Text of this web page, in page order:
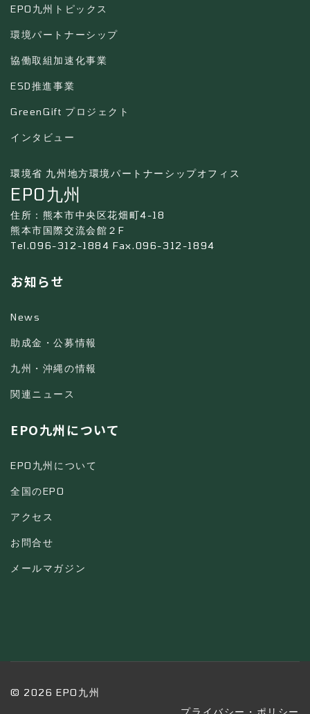
EPO九州トピックス
環境パートナーシップ
協働取組加速化事業
ESD推進事業
GreenGift プロジェクト
インタビュー
環境省 九州地方環境パートナーシップオフィス
EPO九州
住所：熊本市中央区花畑町4-18
熊本市国際交流会館２F
Tel.096-312-1884 Fax.096-312-1894
お知らせ
News
助成金・公募情報
九州・沖縄の情報
関連ニュース
EPO九州について
EPO九州について
全国のEPO
アクセス
お問合せ
メールマガジン
© 2026 EPO九州
プライバシー・ポリシー